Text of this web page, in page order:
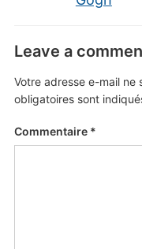
Leave a
Votre adresse e-mail ne
obligatoires sont
Commentaire *